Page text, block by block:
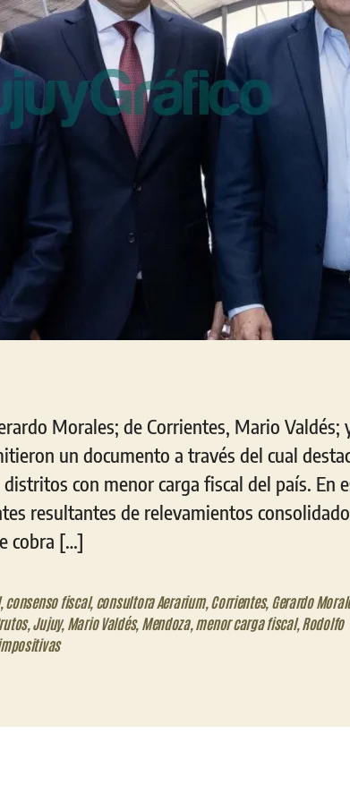
Morales; de Corrientes, Mario Valdés;
un documento a través del cual
con menor carga fiscal del país. En
resultantes de relevamientos
cobra […]
, consenso fiscal, consultora Aerarium, Corrientes, Gerardo
, Jujuy, Mario Valdés, Mendoza, menor carga fiscal, Rodolfo